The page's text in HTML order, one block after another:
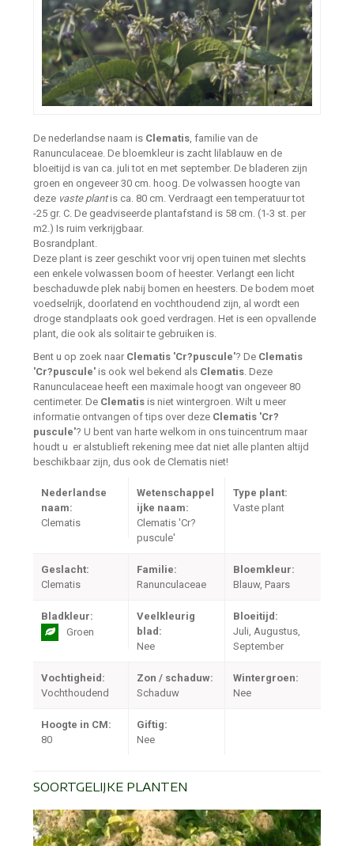
De nederlandse naam is Clematis, familie van de
Ranunculaceae. De bloemkleur is zacht lilablauw en de
bloeitijd is van ca. juli tot en met september. De bladeren zijn
groen en ongeveer 30 cm. hoog. De volwassen hoogte van
deze vaste plantis ca. 80 cm. Verdraagt een temperatuur tot
-25 gr. C. De geadviseerde plantafstand is 58 cm. (1-3 st. per
m2.) Is ruim verkrijgbaar.
Bosrandplant.
Deze plant is zeer geschikt voor vrij open tuinen met slechts
een enkele volwassen boom of heester. Verlangt een licht
beschaduwde plek nabij bomen en heesters. De bodem moet
voedselrijk, doorlatend en vochthoudend zijn, al wordt een
droge standplaats ook goed verdragen. Het is een opvallende
plant, die ook als solitair te gebruiken is.
Bent u op zoek naar Clematis 'Cr?puscule'? De Clematis
'Cr?puscule' is ook wel bekend als Clematis. Deze
Ranunculaceae heeft een maximale hoogt van ongeveer 80
centimeter. De Clematis is niet wintergroen. Wilt u meer
informatie ontvangen of tips over deze Clematis 'Cr?
puscule'? U bent van harte welkom in ons tuincentrum maar
houdt u er alstublieft rekening mee dat niet alle planten altijd
beschikbaar zijn, dus ook de Clematis niet!
Nederlandse
naam:
Clematis
Wetenschappel
ijke naam:
Clematis 'Cr?
puscule'
Type plant:
Vaste plant
Geslacht:
Clematis
Familie:
Ranunculaceae
Bloemkleur:
Blauw, Paars
Bladkleur:
Groen
Veelkleurig
blad:
Nee
Bloeitijd:
Juli, Augustus,
September
Vochtigheid:
Vochthoudend
Zon / schaduw:
Schaduw
Wintergroen:
Nee
Hoogte in CM:
80
Giftig:
Nee
SOORTGELIJKE PLANTEN